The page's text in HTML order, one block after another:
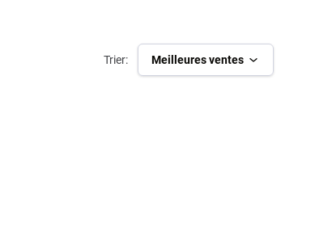
Trier: Meilleures ventes